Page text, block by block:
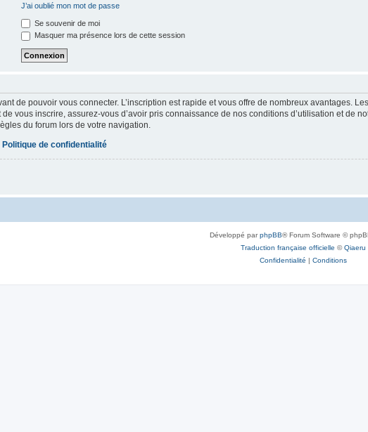
J’ai oublié mon mot de passe
Se souvenir de moi
Masquer ma présence lors de cette session
de pouvoir vous connecter. L’inscription est rapide et vous offre de nombreux avantages.
de vous inscrire, assurez-vous d’avoir pris connaissance de nos conditions d’utilisation et de
du forum lors de votre navigation.
Politique de confidentialité
Développé parphpBB® Forum Software ©
Traduction française officielle ©Qiaeru
Confidentialité | Conditions